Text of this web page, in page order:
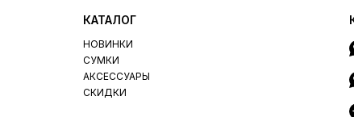
КАТАЛОГ
НОВИНКИ
СУМКИ
АКСЕССУАРЫ
СКИДКИ